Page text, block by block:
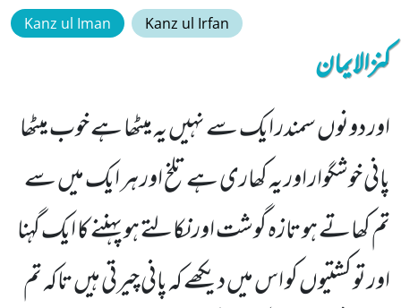
Kanz ul Iman Kanz ul Irfan
کنزالایمان
اور دونوں سمندر ایک سے نہیں یہ میٹھا ہے خوب میٹھا
پانی خوشگوار اور یہ کھاری ہے تلخ اور ہر ایک میں سے
تم کھاتے ہو تازہ گوشت اور نکالتے ہو پہننے کا ایک گہنا
اور تو کشتیوں کو اس میں دیکھے کہ پانی چیرتی ہیں تاکہ تم